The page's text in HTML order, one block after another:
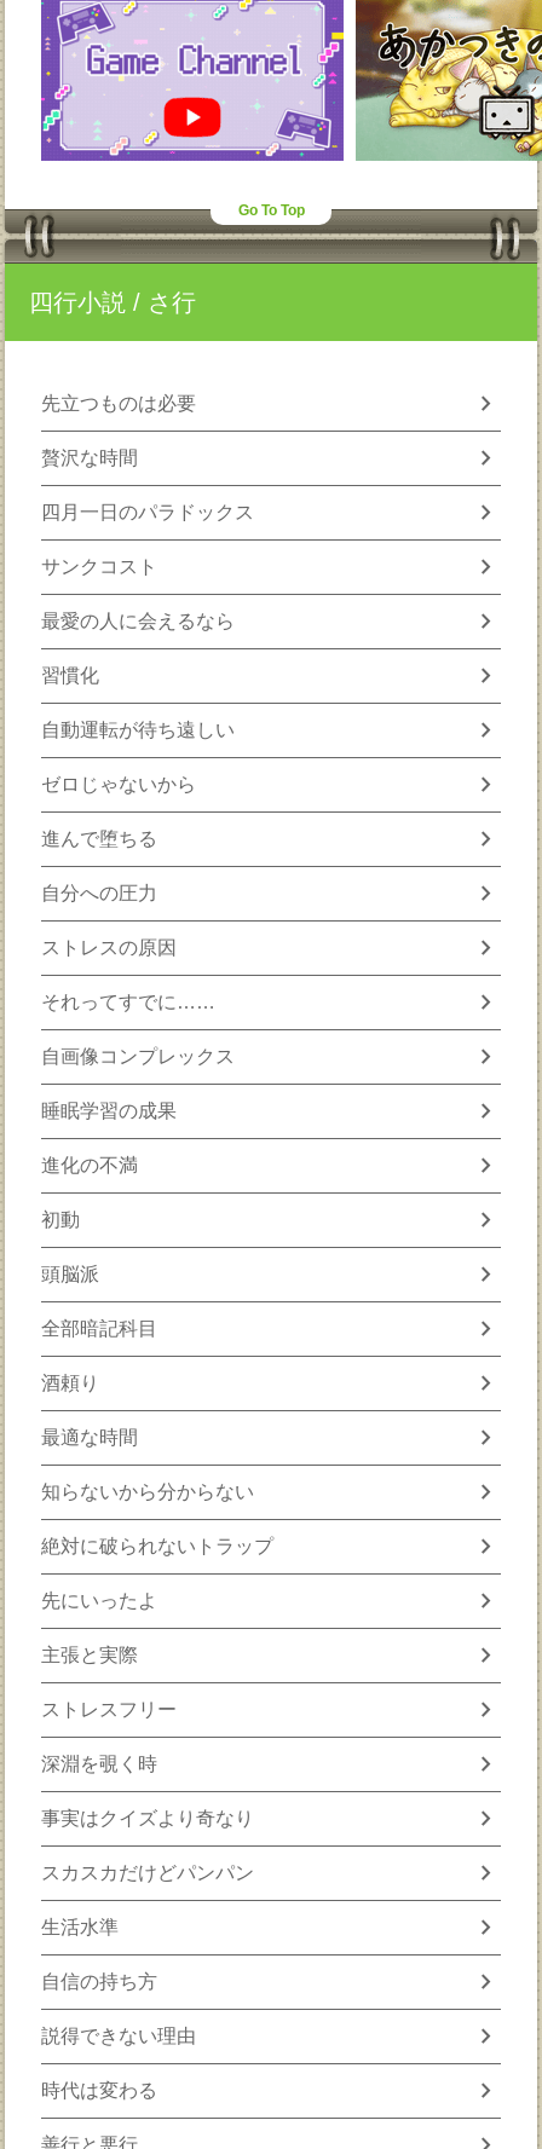
Go To Top
四行小説 / さ行
先立つものは必要 chevron_right
贅沢な時間 chevron_right
四月一日のパラドックス chevron_right
サンクコスト chevron_right
最愛の人に会えるなら chevron_right
習慣化 chevron_right
自動運転が待ち遠しい chevron_right
ゼロじゃないから chevron_right
進んで堕ちる chevron_right
自分への圧力 chevron_right
ストレスの原因 chevron_right
それってすでに…… chevron_right
自画像コンプレックス chevron_right
睡眠学習の成果 chevron_right
進化の不満 chevron_right
初動 chevron_right
頭脳派 chevron_right
全部暗記科目 chevron_right
酒頼り chevron_right
最適な時間 chevron_right
知らないから分からない chevron_right
絶対に破られないトラップ chevron_right
先にいったよ chevron_right
主張と実際 chevron_right
ストレスフリー chevron_right
深淵を覗く時 chevron_right
事実はクイズより奇なり chevron_right
スカスカだけどパンパン chevron_right
生活水準 chevron_right
自信の持ち方 chevron_right
説得できない理由 chevron_right
時代は変わる chevron_right
善行と悪行